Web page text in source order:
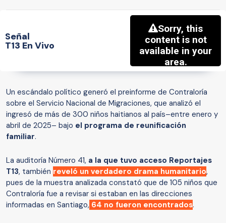
Señal
T13 En Vivo
Un escándalo político generó el preinforme de Contraloría
sobre el Servicio Nacional de Migraciones, que analizó el
ingresó de más de 300 niños haitianos al país–entre enero y
abril de 2025– bajo el programa de reunificación
familiar.
La auditoría Número 41, a la que tuvo acceso Reportajes
T13, también reveló un verdadero drama humanitario,
pues de la muestra analizada constató que de 105 niños que
Contraloría fue a revisar si estaban en las direcciones
informadas en Santiago, 64 no fueron encontrados.